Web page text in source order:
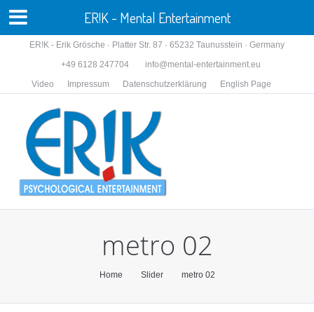
ER!K - Erik Grösche · Platter Str. 87 · 65232 Taunusstein · Germany
+49 6128 247704
info@mental-entertainment.eu
Video
Impressum Datenschutzerklärung English Page
metro 02
Home Slider metro 02
ER!K - Mental Entertainment